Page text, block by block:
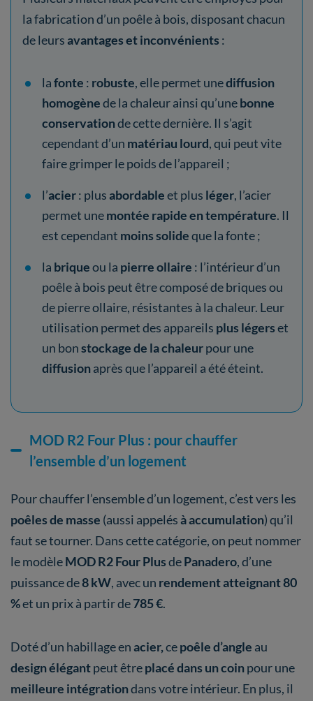
la fabrication d’un poêle à bois, disposant chacun
de leursavantages et inconvénients :
lafonte : robuste, elle permet unediffusion
homogènede la chaleur ainsi qu’unebonne
conservationde cette dernière. Il s’agit
cependant d’un matériau lourd, qui peut vite
faire grimper le poids de l’appareil ;
l’acier: plusabordableet plus léger, l’acier
permet unemontée rapide en température. Il
est cependant moins solideque la fonte ;
la briqueou la pierre ollaire : l’intérieur d’un
poêle à bois peut être composé de briques ou
de pierre ollaire, résistantes à la chaleur. Leur
utilisation permet des appareils plus légerset
un bonstockage de la chaleurpour une
diffusionaprès que l’appareil a été éteint.
MOD R2 Four Plus : pour chauffer
l’ensemble d’un logement
Pour chauffer l’ensemble d’un logement, c’est vers les
poêles de masse (aussi appelésà accumulation) qu’il
faut se tourner. Dans cette catégorie, on peut nommer
le modèleMOD R2 Four PlusdePanadero, d’une
puissance de8 kW, avec un rendement atteignant 80
%et un prix à partir de785 €.
Doté d’un habillage enacier,cepoêle d’angle au
design élégantpeut êtreplacé dans un coinpour une
meilleure intégrationdans votre intérieur. En plus, il